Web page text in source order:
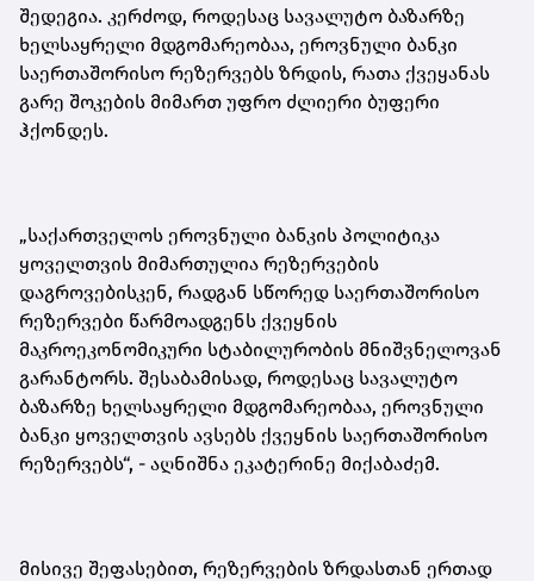
შედეგია. კერძოდ, როდესაც სავალუტო ბაზარზე
ხელსაყრელი მდგომარეობაა, ეროვნული ბანკი
საერთაშორისო რეზერვებს ზრდის, რათა ქვეყანას
გარე შოკების მიმართ უფრო ძლიერი ბუფერი
ჰქონდეს.
„საქართველოს ეროვნული ბანკის პოლიტიკა
ყოველთვის მიმართულია რეზერვების
დაგროვებისკენ, რადგან სწორედ საერთაშორისო
რეზერვები წარმოადგენს ქვეყნის
მაკროეკონომიკური სტაბილურობის მნიშვნელოვან
გარანტორს. შესაბამისად, როდესაც სავალუტო
ბაზარზე ხელსაყრელი მდგომარეობაა, ეროვნული
ბანკი ყოველთვის ავსებს ქვეყნის საერთაშორისო
რეზერვებს“, - აღნიშნა ეკატერინე მიქაბაძემ.
მისივე შეფასებით, რეზერვების ზრდასთან ერთად